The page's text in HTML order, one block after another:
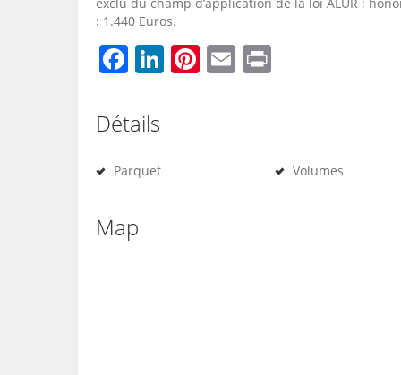
: 1.440 Euros.
Facebook
LinkedIn
Pinterest
Email
Détails
Parquet Volumes
Map